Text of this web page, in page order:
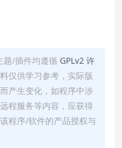
题/插件均遵循 GPLv2 许
仅供学习参考，实际版
产生变化，如程序中涉
程服务等内容，应获得
程序/软件的产品授权与